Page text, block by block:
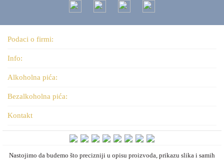
Podaci o firmi:
Info:
Alkoholna pića:
Bezalkoholna pića:
Kontakt
Nastojimo da budemo što precizniji u opisu proizvoda, prikazu slika i samih